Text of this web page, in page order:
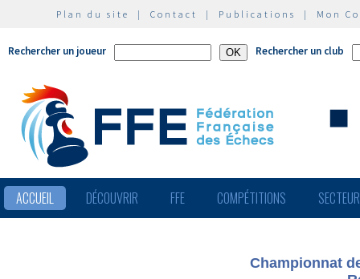
Plan du site | Contact | Publications | Mon
Rechercher un joueur Rechercher un club
ACCUEIL DÉCOUVRIR FFE COMPÉTITIONS
Championnat